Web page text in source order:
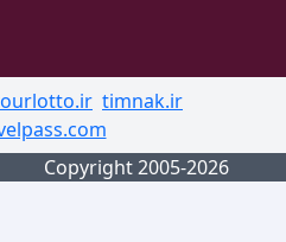
timnak.ir
Copyright 2005-2026